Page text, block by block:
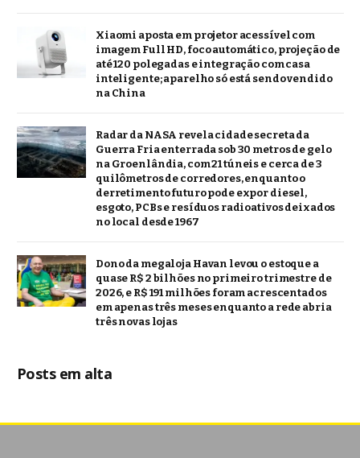
Xiaomi aposta em projetor acessível com
imagem Full HD, foco automático, projeção de
até 120 polegadas e integração com casa
inteligente; aparelho só está sendo vendido
na China
Radar da NASA revela cidade secreta da
Guerra Fria enterrada sob 30 metros de gelo
na Groenlândia, com 21 túneis e cerca de 3
quilômetros de corredores, enquanto o
derretimento futuro pode expor diesel,
esgoto, PCBs e resíduos radioativos deixados
no local desde 1967
Dono da megaloja Havan levou o estoque a
quase R$ 2 bilhões no primeiro trimestre de
2026, e R$ 191 milhões foram acrescentados
em apenas três meses enquanto a rede abria
três novas lojas
Posts em alta